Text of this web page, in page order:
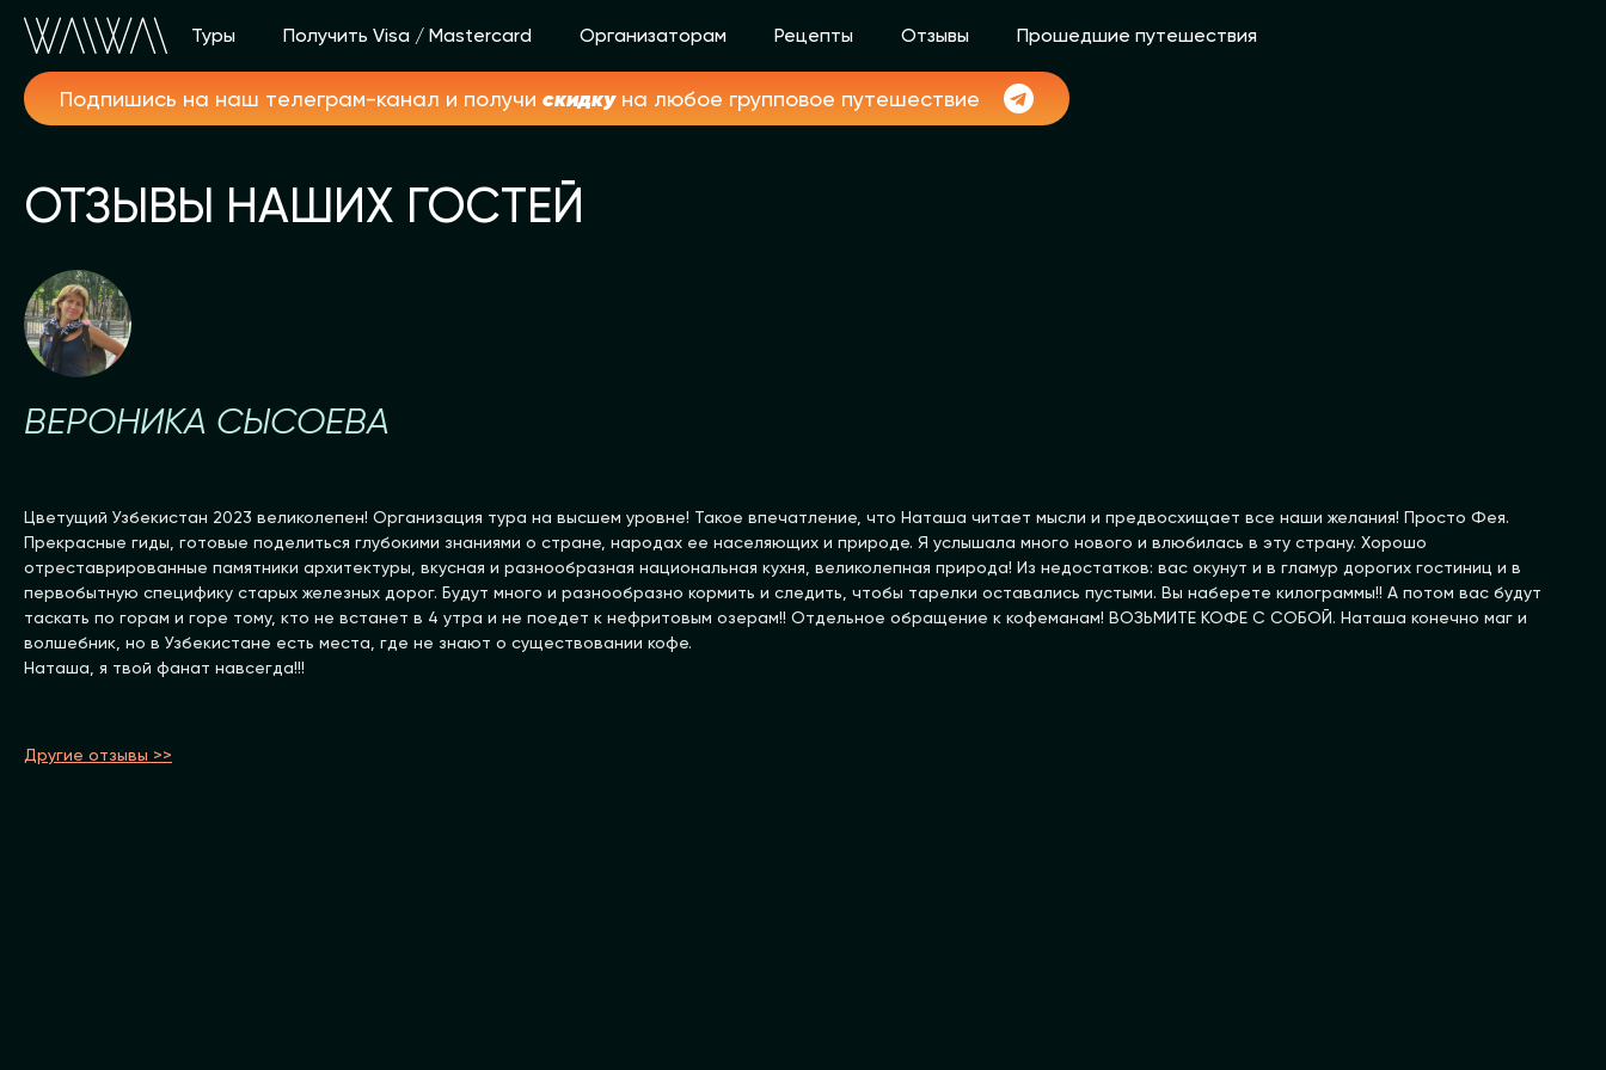
Туры Получить Visa / Mastercard Организаторам Рецепты Отзывы Прошедшие путешествия
Подпишись на наш телеграм-канал и получи скидкуна любое групповое путешествие
ОТЗЫВЫ НАШИХ ГОСТЕЙ
ВЕРОНИКА СЫСОЕВА
Цветущий Узбекистан 2023 великолепен! Организация тура на высшем уровне! Такое впечатление, что Наташа читает мысли и предвосхищает все наши желания! Просто Фея.
Прекрасные гиды, готовые поделиться глубокими знаниями о стране, народах ее населяющих и природе. Я услышала много нового и влюбилась в эту страну. Хорошо
отреставрированные памятники архитектуры, вкусная и разнообразная национальная кухня, великолепная природа! Из недостатков: вас окунут и в гламур дорогих гостиниц и в
первобытную специфику старых железных дорог. Будут много и разнообразно кормить и следить, чтобы тарелки оставались пустыми. Вы наберете килограммы!! А потом вас будут
таскать по горам и горе тому, кто не встанет в 4 утра и не поедет к нефритовым озерам!! Отдельное обращение к кофеманам! ВОЗЬМИТЕ КОФЕ С СОБОЙ. Наташа конечно маг и
волшебник, но в Узбекистане есть места, где не знают о существовании кофе.
Наташа, я твой фанат навсегда!!!
Другие отзывы >>